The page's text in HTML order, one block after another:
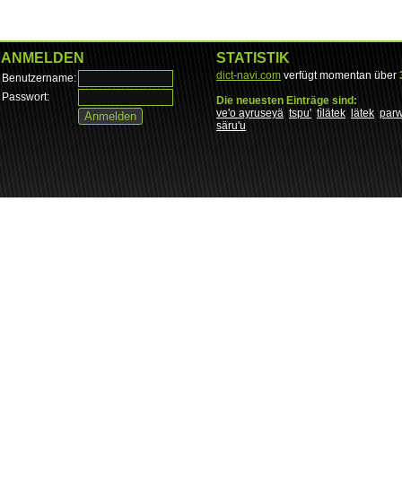
ANMELDEN
Benutzername:
Passwort:
STATISTIK
dict-navi.com verfügt momentan über
Die neuesten Einträge sind:
ve'o ayruseyä tspu' tìlätek lätek
säru'u